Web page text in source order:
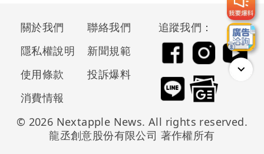
關於我們
聯絡我們
隱私權說明
新聞規範
使用條款
投訴爆料
消費情報
追蹤我們：
© 2026 Nextapple News. All rights reserved.
龍丞創意股份有限公司 著作權所有